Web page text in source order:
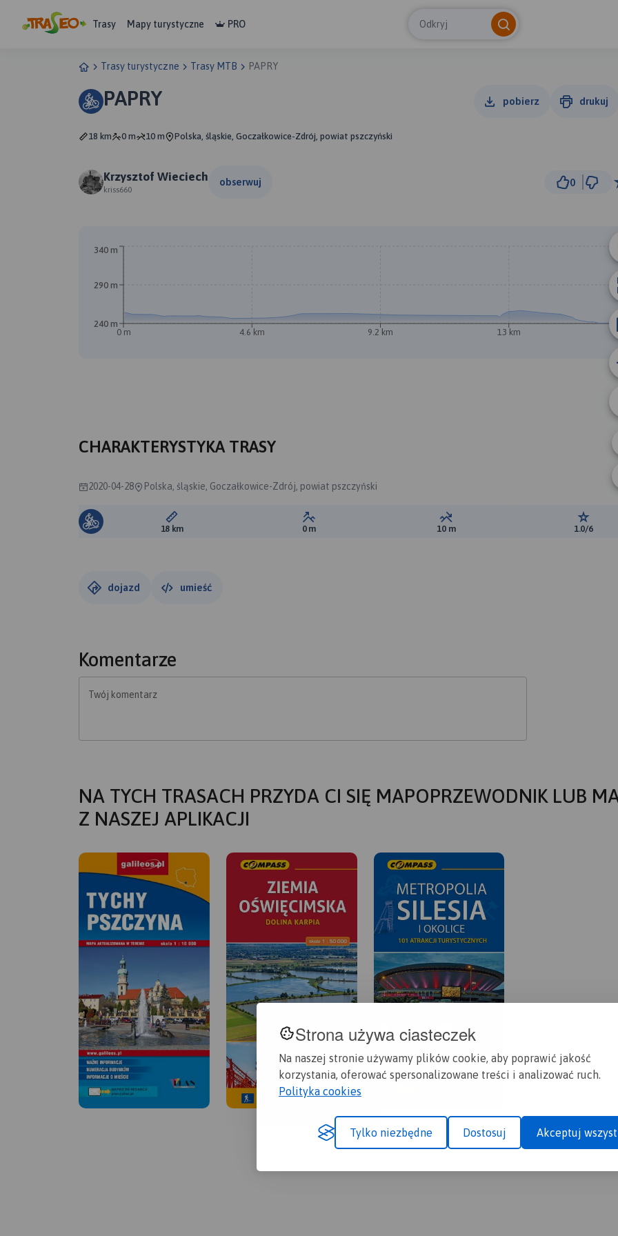
Strona używa ciasteczek
Na naszej stronie używamy plików cookie, aby poprawić jakość
korzystania, oferować spersonalizowane treści i analizować ruch.
Polityka cookies
Tylko niezbędne Dostosuj Akceptuj
Trasy Mapy turystyczne PRO Odkryj
Trasy turystyczne Trasy MTB PAPRY
PAPRY pobierz drukuj
18 km 0 m 10 m Polska, śląskie, Goczałkowice-Zdrój, powiat pszczyński
Krzysztof Wieciech
kriss660
obserwuj 0
5 km
0 m 4.6 km 9.2 km 13 km
240 m
290 m
340 m
CHARAKTERYSTYKA TRASY
2020-04-28 Polska, śląskie, Goczałkowice-Zdrój, powiat pszczyński
Długość trasy:
18 km Suma przewyższeń:
0 m Suma spadków:
10 m Ocena
1.0/6
dojazd umieść
Komentarze
Twój komentarz
NA TYCH TRASACH PRZYDA CI SIĘ MAPOPRZEWODNIK LUB
Z NASZEJ APLIKACJI